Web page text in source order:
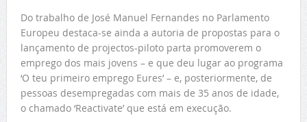
Do trabalho de José Manuel Fernandes no Parlamento
Europeu destaca-se ainda a autoria de propostas para o
lançamento de projectos-piloto parta promoverem o
emprego dos mais jovens – e que deu lugar ao programa
‘O teu primeiro emprego Eures’ – e, posteriormente, de
pessoas desempregadas com mais de 35 anos de idade,
o chamado ‘Reactivate’ que está em execução.